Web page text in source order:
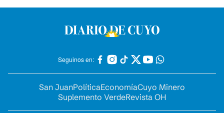
Seguinos en:
San JuanPolíticaEconomíaCuyo Minero
Suplemento VerdeRevista OH